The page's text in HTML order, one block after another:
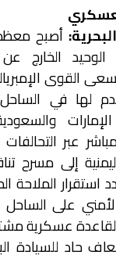
أصبح
الخارج
القوى
لها في الساحل
عبر
إلى
الملاحة
على الساحل
حاد للسيادة